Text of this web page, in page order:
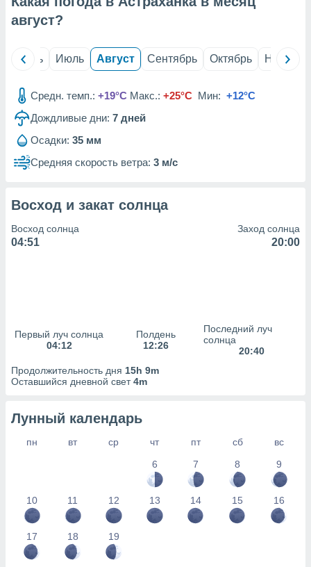
из
данных
наших 1199
август?
Июнь Июль Август Сентябрь Октябрь Ноябрь
Средн. темп.: +19°C Макс.: +25°C Мин: +12°C
Дождливые дни: 7 дней
Осадки: 35 мм
Средняя скорость ветра: 3 м/с
Восход и закат солнца
Восход солнца
04:51
Заход солнца
20:00
Первый луч солнца
04:12
Полдень
12:26
Последний луч
солнца
20:40
Продолжительность дня 15h 9m
Оставшийся дневной свет4m
Лунный календарь
пн вт ср чт пт сб
вс
6
7 8 9
10 11 12 13 14 15 16
17 18 19